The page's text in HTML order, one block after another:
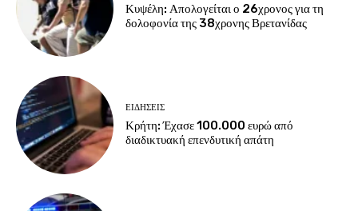
Κυψέλη: Απολογείται ο 26χρονος για τη
δολοφονία της 38χρονης Βρετανίδας
ΕΙΔΗΣΕΙΣ
Κρήτη: Έχασε 100.000 ευρώ από
διαδικτυακή επενδυτική απάτη